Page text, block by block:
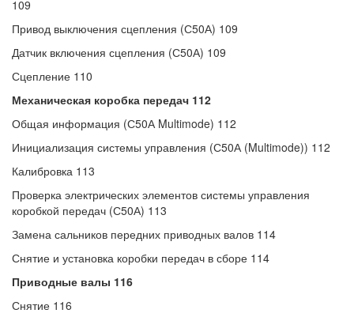
109
Привод выключения сцепления (С50А) 109
Датчик включения сцепления (С50А) 109
Сцепление 110
Механическая коробка передач 112
Общая информация (С50А Multimode) 112
Инициализация системы управления (С50А (Multimode)) 112
Калибровка 113
Проверка электрических элементов системы управления
коробкой передач (С50А) 113
Замена сальников передних приводных валов 114
Снятие и установка коробки передач в сборе 114
Приводные валы 116
Снятие 116